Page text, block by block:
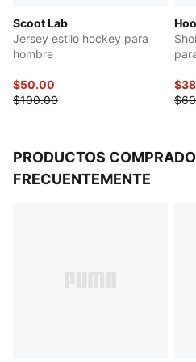
Scoot Lab
Jersey estilo hockey para
hombre
$50.00
$100.00
PRODUCTOS
FRECUENTEMENTE